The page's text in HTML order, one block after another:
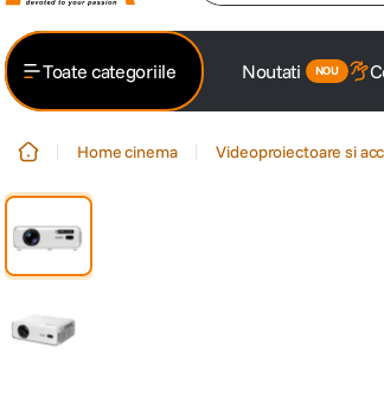
2. trepied
Toate categoriile Noutati
Home cinema Videoproiectoare si